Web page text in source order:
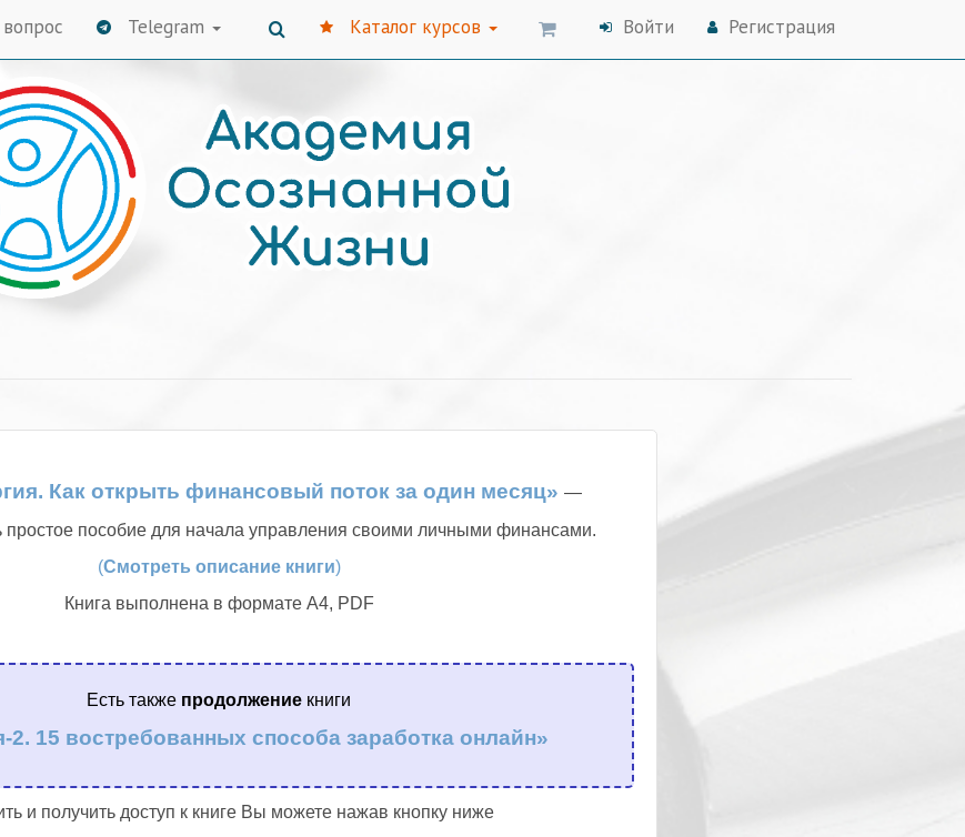
Telegram Каталог курсов Войти Регистрация
Как открыть финансовый поток за один месяц» —
простое пособие для начала управления своими личными финансами.
(Смотреть описание книги)
Книга выполнена в формате А4, PDF
Есть также продолжение книги
2. 15 востребованных способа заработка онлайн»
и получить доступ к книге Вы можете нажав кнопку ниже